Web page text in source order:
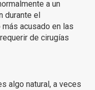
a un
durante el
acusado en las
de cirugías
algo natural, a veces